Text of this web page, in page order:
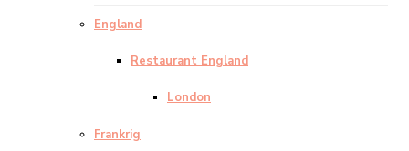
England
Restaurant England
London
Frankrig